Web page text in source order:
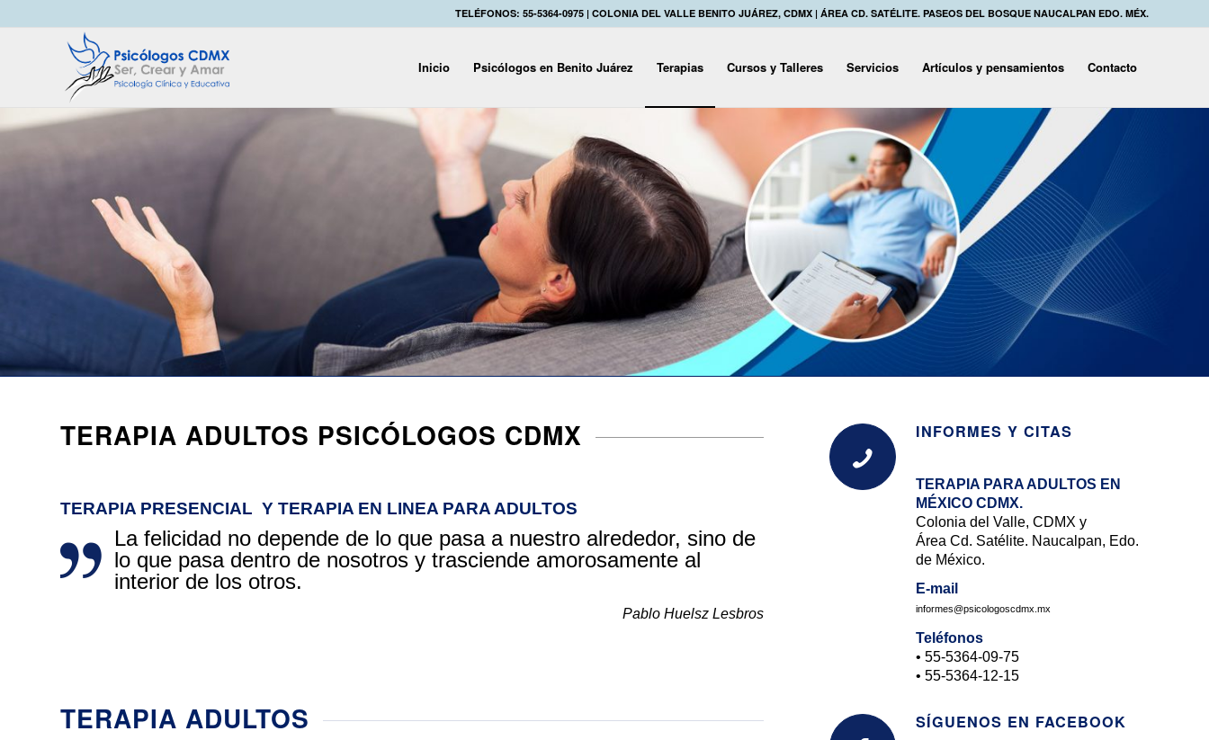
TELÉFONOS: 55-5364-0975 | COLONIA DEL VALLE BENITO JUÁREZ, CDMX | ÁREA CD. SATÉLITE. PASEOS DEL BOSQUE NAUCALPAN EDO. MÉX.
Inicio Psicólogos en Benito Juárez Terapias Cursos y Talleres Servicios Artículos y pensamientos Contacto
TERAPIA ADULTOS PSICÓLOGOS CDMX
TERAPIA PRESENCIAL Y TERAPIA EN LINEA PARA ADULTOS
La felicidad no depende de lo que pasa a nuestro alrededor, sino de
lo que pasa dentro de nosotros y trasciende amorosamente al
interior de los otros.
Pablo Huelsz Lesbros
TERAPIA ADULTOS
INFORMES Y CITAS
TERAPIA PARA ADULTOS EN
MÉXICO CDMX.
Colonia del Valle, CDMX y
Área Cd. Satélite. Naucalpan, Edo.
de México.
E-mail
informes@psicologoscdmx.mx
Teléfonos
• 55-5364-09-75
• 55-5364-12-15
SÍGUENOS EN FACEBOOK